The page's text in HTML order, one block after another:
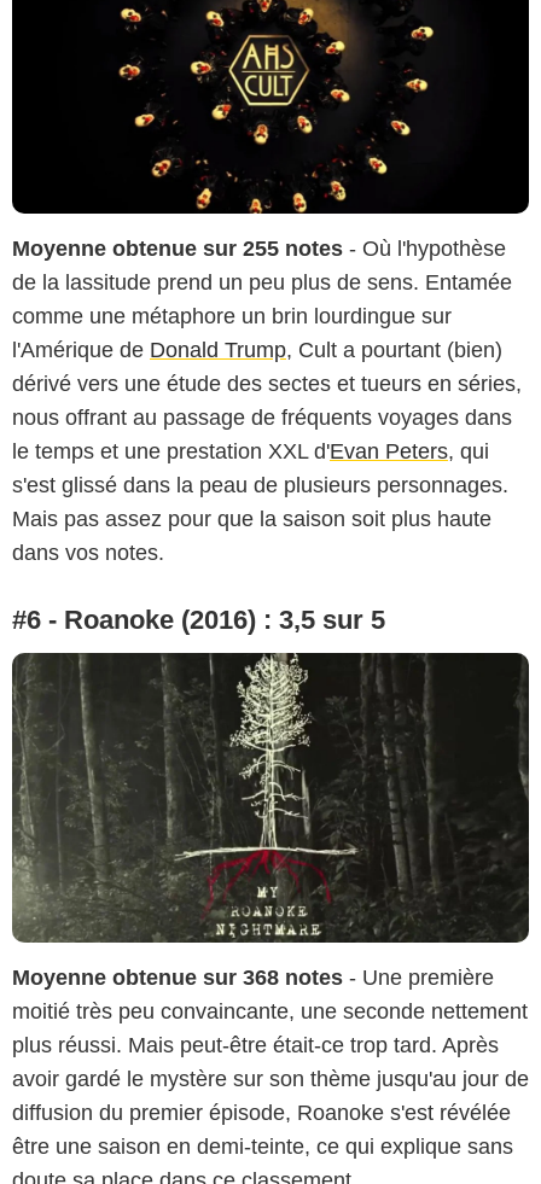
Moyenne obtenue sur 255 notes - Où l'hypothèse
de la lassitude prend un peu plus de sens. Entamée
comme une métaphore un brin lourdingue sur
l'Amérique de Donald Trump, Cult a pourtant (bien)
dérivé vers une étude des sectes et tueurs en séries,
nous offrant au passage de fréquents voyages dans
le temps et une prestation XXL d'Evan Peters, qui
s'est glissé dans la peau de plusieurs personnages.
Mais pas assez pour que la saison soit plus haute
dans vos notes.
#6 - Roanoke (2016) : 3,5 sur 5
Moyenne obtenue sur 368 notes - Une première
moitié très peu convaincante, une seconde nettement
plus réussi. Mais peut-être était-ce trop tard. Après
avoir gardé le mystère sur son thème jusqu'au jour de
diffusion du premier épisode, Roanoke s'est révélée
être une saison en demi-teinte, ce qui explique sans